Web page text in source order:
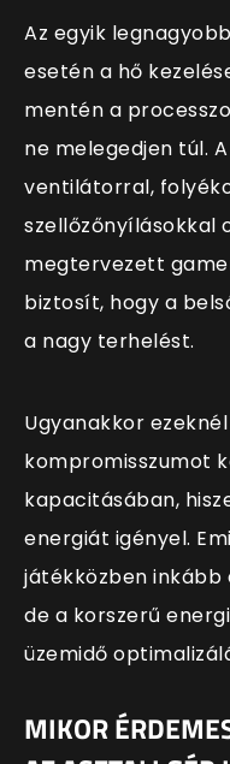
Az egyik
esetén a hő
mentén a
ne melegedjen túl.
ventilátorral,
szellőzőnyílásokkal
megtervezett
biztosít, hogy a
a nagy terhelést.
Ugyanakkor
kompromisszumot
kapacitásában,
energiát igényel.
játékközben
de a korszerű
üzemidő
MIKOR